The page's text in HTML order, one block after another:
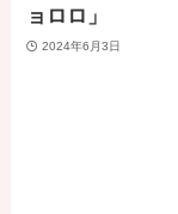
ョロロ」
2024年6月3日